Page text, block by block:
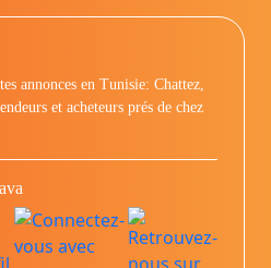
annonces en Tunisie: Chattez,
et acheteurs prés de chez